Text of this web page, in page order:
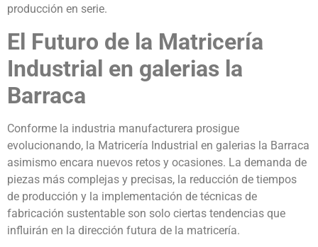
producción en serie.
El Futuro de la Matricería
Industrial en galerias la
Barraca
Conforme la industria manufacturera prosigue
evolucionando, la Matricería Industrial en galerias la Barraca
asimismo encara nuevos retos y ocasiones. La demanda de
piezas más complejas y precisas, la reducción de tiempos
de producción y la implementación de técnicas de
fabricación sustentable son solo ciertas tendencias que
influirán en la dirección futura de la matricería.